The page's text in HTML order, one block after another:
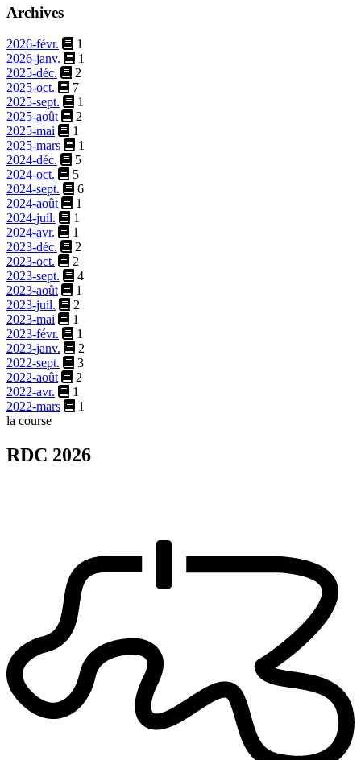
Archives
2026-févr.
1
2026-janv.
1
2025-déc.
2
2025-oct.
7
2025-sept.
1
2025-août
2
2025-mai
1
2025-mars
1
2024-déc.
5
2024-oct.
5
2024-sept.
6
2024-août
1
2024-juil.
1
2024-avr.
1
2023-déc.
2
2023-oct.
2
2023-sept.
4
2023-août
1
2023-juil.
2
2023-mai
1
2023-févr.
1
2023-janv.
2
2022-sept.
3
2022-août
2
2022-avr.
1
2022-mars
1
la course
RDC 2026